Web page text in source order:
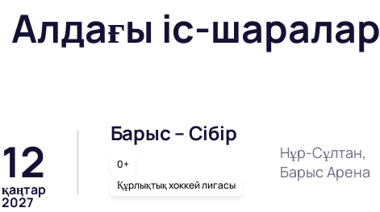
Алдағы іс-шаралар
12
қаңтар
2027
Барыс – Сібір
0+
Құрлықтық хоккей лигасы
Нұр-Сұлтан,
Барыс Арена